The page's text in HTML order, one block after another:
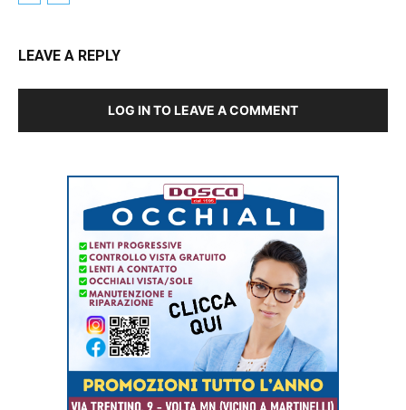
LEAVE A REPLY
LOG IN TO LEAVE A COMMENT